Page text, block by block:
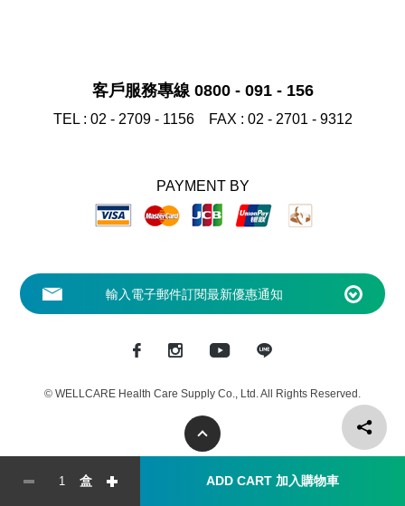
盒 ADD CART 加入購物車
客戶服務專線 0800 - 091 - 156